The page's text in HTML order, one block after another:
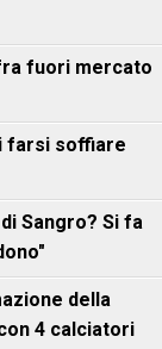
fuori mercato
farsi soffiare
Sangro? Si fa
della
4 calciatori